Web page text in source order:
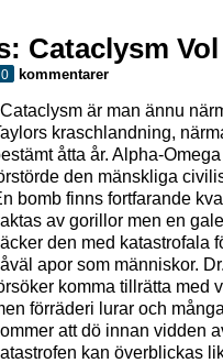
Cataclysm Vol
0 kommentarer
I Cataclysm är man ännu
kraschlandning,
åtta år. Alpha-
den mänskliga
bomb finns fortfarande
av gorillor men en
den med katastrofala
apor som människor.
komma tillrätta med
förräderi lurar och
att dö innan vidden
kan överblickas